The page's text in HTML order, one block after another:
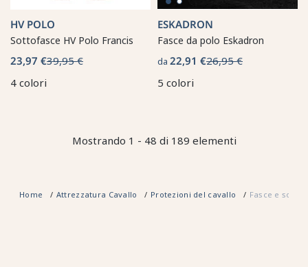
HV POLO
Sottofasce HV Polo Francis
23,97 €39,95 €
4 colori
ESKADRON
Fasce da polo Eskadron
da 22,91 €26,95 €
5 colori
Mostrando 1 - 48 di 189 elementi
Home Attrezzatura Cavallo Protezioni del cavallo Fasce e